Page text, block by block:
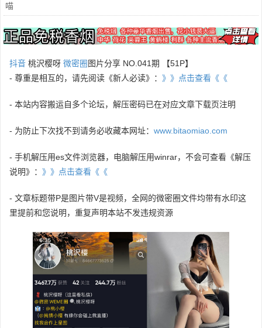
抖音 桃沢樱呀 微密圈 图片分享 NO.041期 【51P】
- 尊重是相互的，请先阅读《新人必读》： 》》点击查看《《
- 本站内容搬运自多个论坛，解压密码已在对应文章下载页注明
- 为防止下次找不到请务必收藏本网址： www.bitaomiao.com
- 手机解压用es文件浏览器，电脑解压用winrar，不会可查看《解压
说明》： 》》点击查看《《
- 文章标题带P是图片带V是视频，全网的微密圈文件均带有水印这
里提前和您说明，重复声明本站不发违规资源